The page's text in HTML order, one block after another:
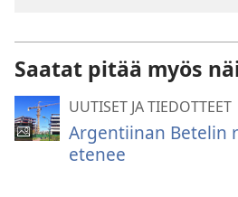
Saatat pitää myös
UUTISET JA TIEDOTTEET
Argentiinan Betelin
etenee